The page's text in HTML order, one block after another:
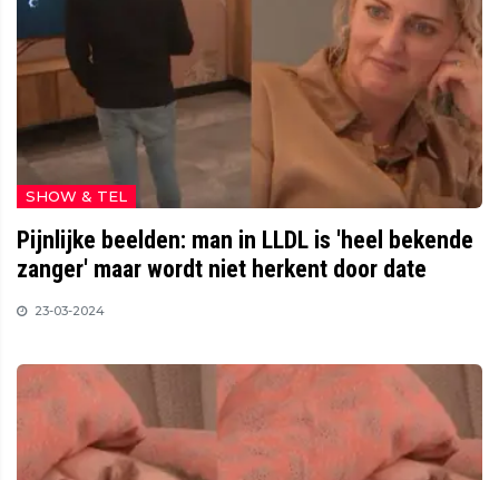
SHOW & TEL
Pijnlijke beelden: man in LLDL is 'heel bekende
zanger' maar wordt niet herkent door date
23-03-2024